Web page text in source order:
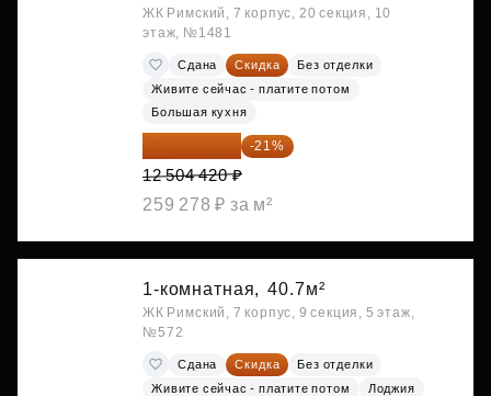
ЖК Римский, 7 корпус, 20 секция, 10
этаж, №1481
Сдана Скидка
Без отделки
Живите сейчас - платите потом
Большая кухня
-21%
12 504 420 ₽
259 278 ₽ за м²
1-комнатная, 40.7м²
ЖК Римский, 7 корпус, 9 секция, 5 этаж,
№572
Сдана Скидка
Без отделки
Живите сейчас - платите потом
Лоджия